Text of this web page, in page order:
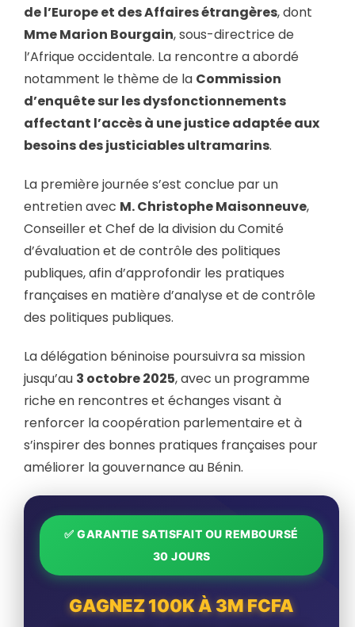
de l’Europe et des Affaires étrangères, dont
Mme Marion Bourgain, sous-directrice de
l’Afrique occidentale. La rencontre a abordé
notamment le thème de la Commission
d’enquête sur les dysfonctionnements
affectant l’accès à une justice adaptée aux
besoins des justiciables ultramarins.
La première journée s’est conclue par un
entretien avec M. Christophe Maisonneuve,
Conseiller et Chef de la division du Comité
d’évaluation et de contrôle des politiques
publiques, afin d’approfondir les pratiques
françaises en matière d’analyse et de contrôle
des politiques publiques.
La délégation béninoise poursuivra sa mission
jusqu’au 3 octobre 2025, avec un programme
riche en rencontres et échanges visant à
renforcer la coopération parlementaire et à
s’inspirer des bonnes pratiques françaises pour
améliorer la gouvernance au Bénin.
✅ GARANTIE SATISFAIT OU REMBOURSÉ
30 JOURS
GAGNEZ 100K À 3M FCFA